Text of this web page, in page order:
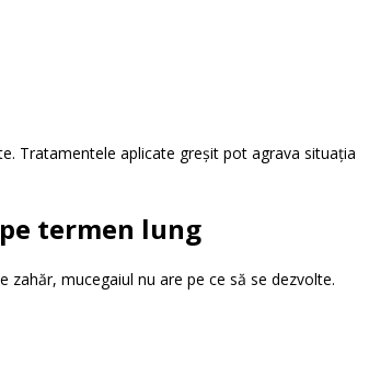
Tratamentele aplicate greșit pot agrava situația
termen lung
zahăr, mucegaiul nu are pe ce să se dezvolte.